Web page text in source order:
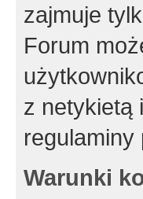
zajmuje
Forum
z netykietą
regulaminy
Warunki